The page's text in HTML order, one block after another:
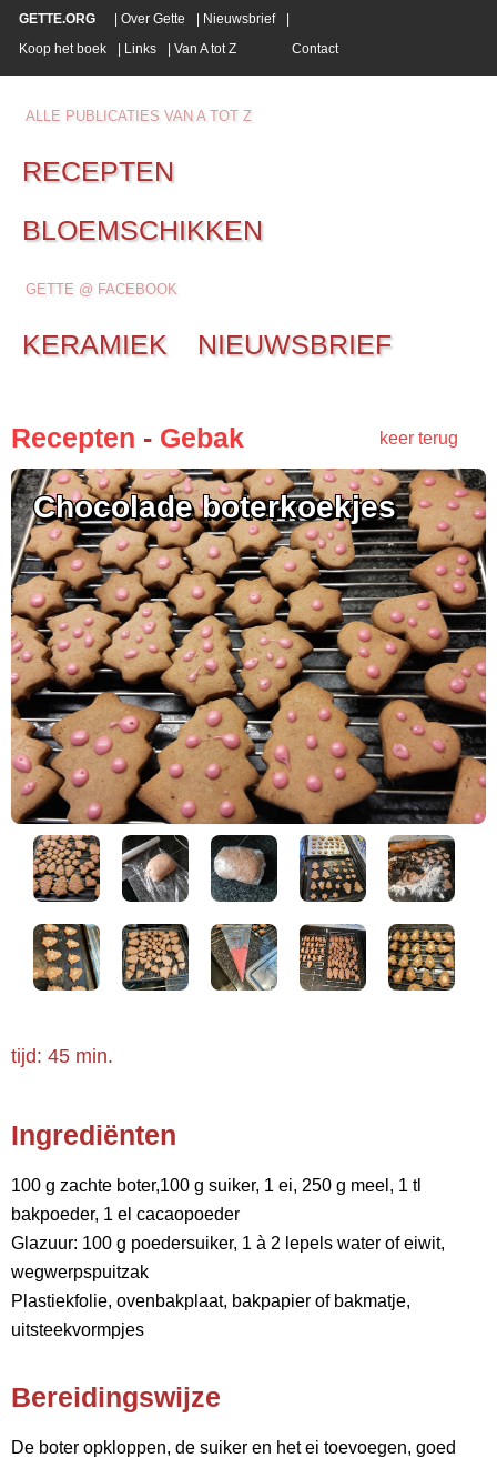
GETTE.ORG Over Gette Nieuwsbrief
Koop het boek
Links Van A tot Z Contact
ALLE PUBLICATIES VAN A TOT Z
RECEPTEN
BLOEMSCHIKKEN
GETTE @ FACEBOOK
KERAMIEK NIEUWSBRIEF
keer terug
Recepten - Gebak
Chocolade boterkoekjes
tijd: 45 min.
Ingrediënten
100 g zachte boter,100 g suiker, 1 ei, 250 g meel, 1 tl
bakpoeder, 1 el cacaopoeder
Glazuur: 100 g poedersuiker, 1 à 2 lepels water of eiwit,
wegwerpspuitzak
Plastiekfolie, ovenbakplaat, bakpapier of bakmatje,
uitsteekvormpjes
Bereidingswijze
De boter opkloppen, de suiker en het ei toevoegen, goed